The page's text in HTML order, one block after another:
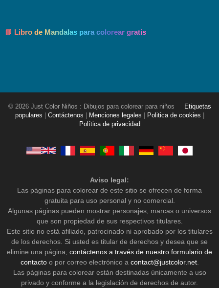
📘 Libro de Mandalas para colorear gratis
© 2026 Just Color Niños : Dibujos para colorear para niños
Etiquetas
populares
Contáctenos Menciones legales Politica de cookies
Política de privacidad
Aviso legal:
Las páginas para colorear de este sitio se ofrecen de forma
gratuita para uso personal y no comercial.
Algunas páginas pueden mostrar personajes, marcas o universos
que son propiedad de sus respectivos titulares.
Este sitio no está afiliado, patrocinado ni aprobado por los titulares
de los derechos. Si usted es titular de derechos y desea que se
elimine una página, contáctenos a través de nuestro formulario de
contactoo por correo electrónico a contact@justcolor.net.
Las páginas para colorear están destinadas únicamente a uso
privado y conforme a la legislación de derechos de autor.